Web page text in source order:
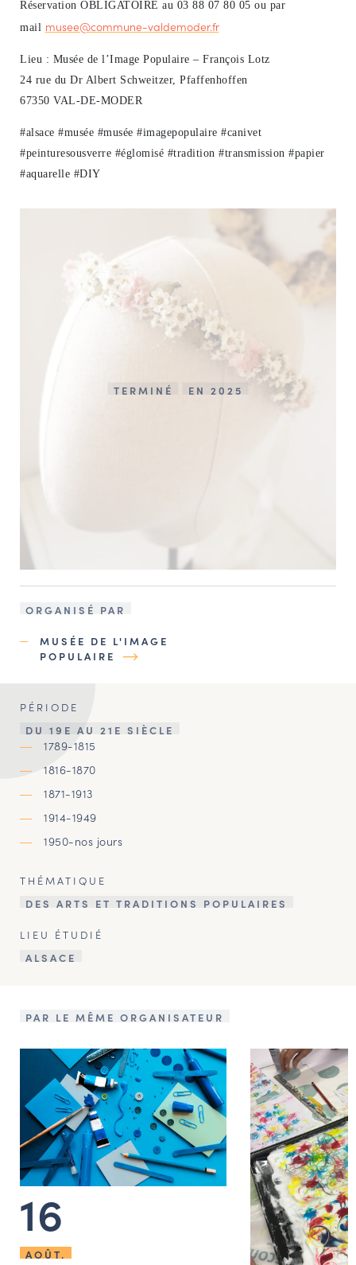
Réservation OBLIGATOIRE au 03 88 07 80 05 ou par
mail musee@commune-valdemoder.fr
Lieu : Musée de l’Image Populaire – François Lotz
24 rue du Dr Albert Schweitzer, Pfaffenhoffen
67350 VAL-DE-MODER
#alsace #musée #musée #imagepopulaire #canivet
#peinturesousverre #églomisé #tradition #transmission #papier
#aquarelle #DIY
TERMINÉ EN 2025
ORGANISÉ PAR
MUSÉE DE L'IMAGE
POPULAIRE
PÉRIODE
DU 19E AU 21E SIÈCLE
1789-1815
1816-1870
1871-1913
1914-1949
1950-nos jours
THÉMATIQUE
DES ARTS ET TRADITIONS POPULAIRES
LIEU ÉTUDIÉ
ALSACE
PAR LE MÊME ORGANISATEUR
16
AOÛT.